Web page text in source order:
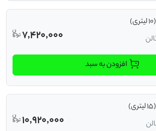
7,420,000
افزودن به سبد
10,920,000